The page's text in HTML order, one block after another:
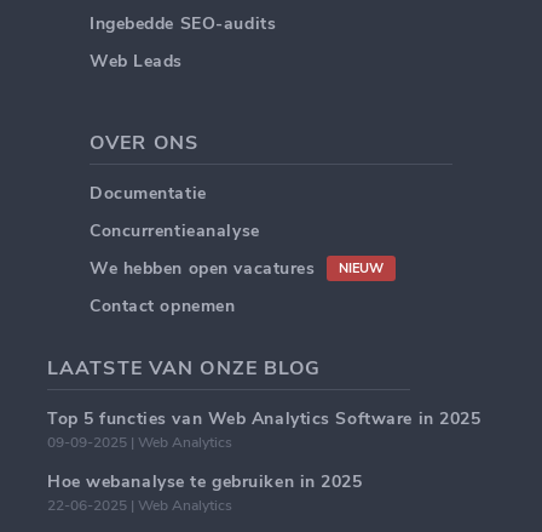
Ingebedde SEO-audits
Web Leads
OVER ONS
Documentatie
Concurrentieanalyse
We hebben open vacatures
NIEUW
Contact opnemen
LAATSTE VAN ONZE BLOG
Top 5 functies van Web Analytics Software in 2025
09-09-2025 | Web Analytics
Hoe webanalyse te gebruiken in 2025
22-06-2025 | Web Analytics